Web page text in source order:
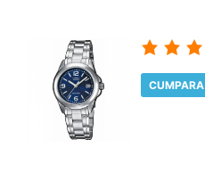
CUMPARA